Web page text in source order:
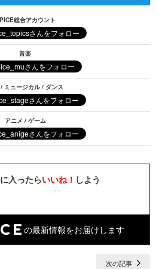
総合アカウント
音楽
ミュージカル / ダンス
アニメ / ゲーム
入ったらいいね！ しよう
の最新情報をお届けします
次の記事